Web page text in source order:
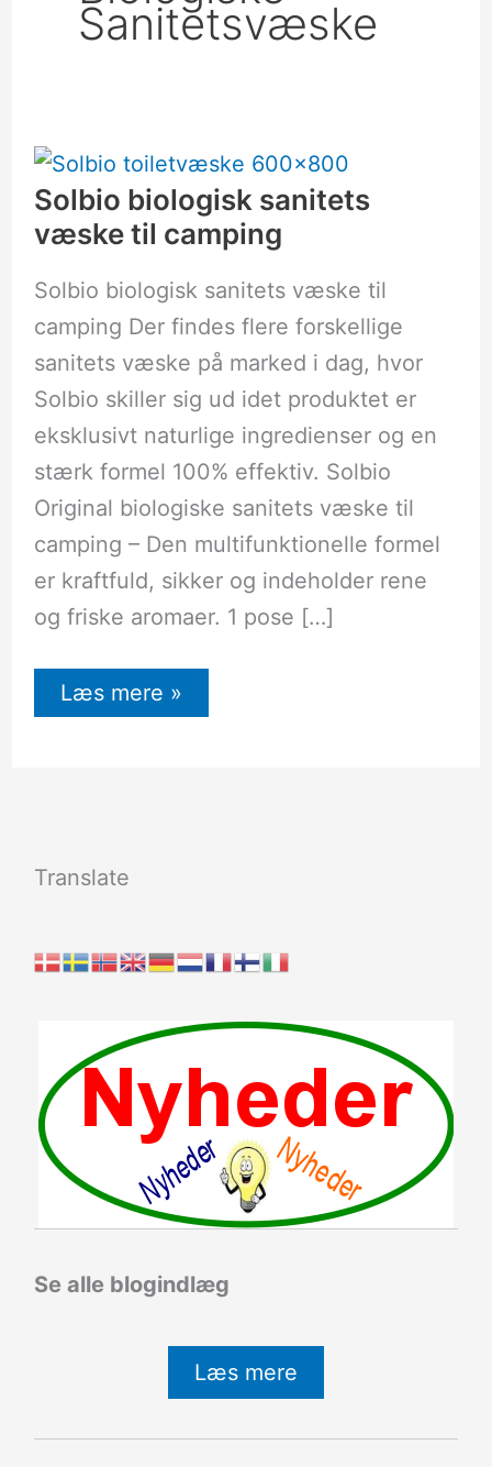
Sanitetsvæske
Solbio biologisk sanitets
væske til camping
Solbio biologisk sanitets væske til
camping Der findes flere forskellige
sanitets væske på marked i dag, hvor
Solbio skiller sig ud idet produktet er
eksklusivt naturlige ingredienser og en
stærk formel 100% effektiv. Solbio
Original biologiske sanitets væske til
camping – Den multifunktionelle formel
er kraftfuld, sikker og indeholder rene
og friske aromaer. 1 pose […]
sanitets
væske
til
camping
Læs mere »
Translate
Se alle blogindlæg
Læs mere